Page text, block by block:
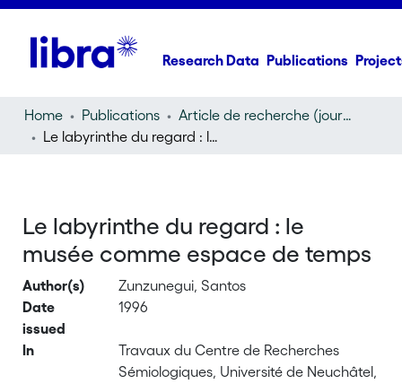
Research Data Publications
Home Publications
Article de recherche (journal article)
Le labyrinthe du regard : le musée comme espace de temps
Le labyrinthe du regard : le
musée comme espace de temps
Author(s)
Zunzunegui, Santos
Date
issued
1996
In
Travaux du Centre de Recherches
Sémiologiques, Université de Neuchâtel,